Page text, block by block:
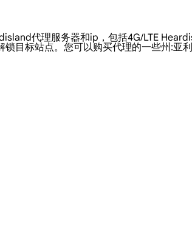
代理服务器和ip，包括4G/LTE
目标站点。您可以购买代理的一些州:亚